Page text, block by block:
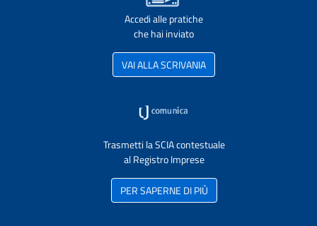
Accedi alle pratiche
che hai inviato
VAI ALLA SCRIVANIA
Trasmetti la SCIA contestuale
al Registro Imprese
PER SAPERNE DI PIÙ